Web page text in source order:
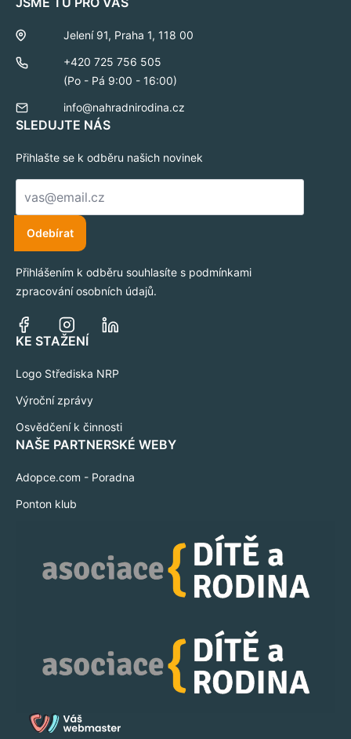
Jelení 91, Praha 1, 118 00
+420 725 756 505
(Po - Pá 9:00 - 16:00)
info@nahradnirodina.cz
SLEDUJTE NÁS
Přihlašte se k odběru našich novinek
E-
mail
Odebírat
Přihlášením k odběru souhlasíte s podmínkami
zpracování osobních údajů.
KE STAŽENÍ
Logo Střediska NRP
Výroční zprávy
Osvědčení k činnosti
NAŠE PARTNERSKÉ WEBY
Adopce.com - Poradna
Ponton klub